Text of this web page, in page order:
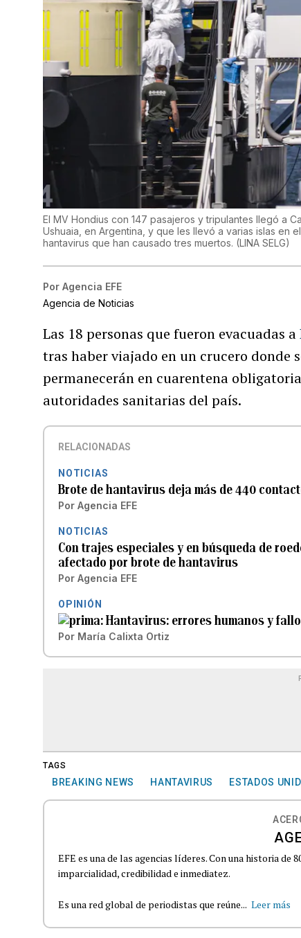
El MV Hondius con 147 pasajeros y tripulantes llegó a
Ushuaia, en Argentina, y que les llevó a varias islas en
hantavirus que han causado tres muertos. (LINA SELG)
Por Agencia EFE
Agencia de Noticias
Las 18 personas que fueron evacuadas a
tras haber viajado en un crucero donde
permanecerán en cuarentena
autoridades sanitarias del país.
RELACIONADAS
NOTICIAS
Brote de hantavirus deja más de 440
Por Agencia EFE
NOTICIAS
Con trajes especiales y en búsqueda de
afectado por brote de hantavirus
Por Agencia EFE
OPINIÓN
Hantavirus: errores humanos y
Por María Calixta Ortiz
TAGS
BREAKING NEWS HANTAVIRUS ESTADOS
EFE es una de las agencias líderes. Con una historia de
imparcialidad, credibilidad e inmediatez.
Es una red global de periodistas que reúne... Leer más